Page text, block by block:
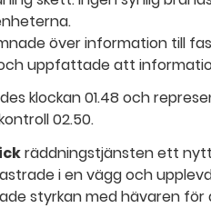
över information till
uppfattade att
klockan 01.48 och
02.50.
räddningstjänsten ett
i en vägg och
styrkan med hävaren